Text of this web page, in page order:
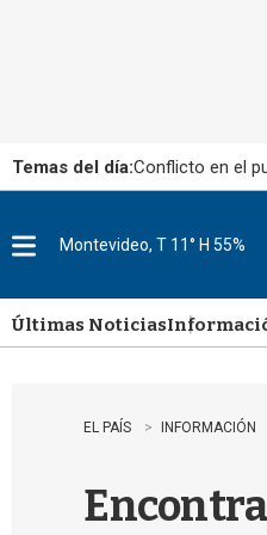
Temas del día:Conflicto en el
u
Montevideo, T 11° H 55%
Últimas Noticias
EL PAÍS INFORMACIÓN